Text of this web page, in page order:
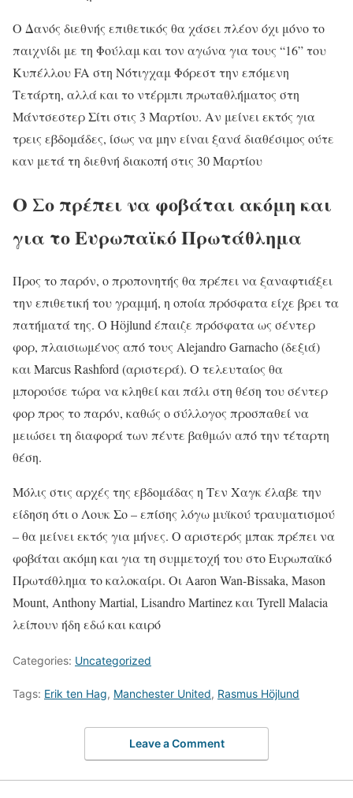
Ο Δανός διεθνής επιθετικός θα χάσει πλέον όχι μόνο το
παιχνίδι με τη Φούλαμ και τον αγώνα για τους “16” του
Κυπέλλου FA στη Νότιγχαμ Φόρεστ την επόμενη
Τετάρτη, αλλά και το ντέρμπι πρωταθλήματος στη
Μάντσεστερ Σίτι στις 3 Μαρτίου. Αν μείνει εκτός για
τρεις εβδομάδες, ίσως να μην είναι ξανά διαθέσιμος ούτε
καν μετά τη διεθνή διακοπή στις 30 Μαρτίου
Ο Σο πρέπει να φοβάται ακόμη και
για το Ευρωπαϊκό Πρωτάθλημα
Προς το παρόν, ο προπονητής θα πρέπει να ξαναφτιάξει
την επιθετική του γραμμή, η οποία πρόσφατα είχε βρει τα
πατήματά της. Ο Höjlund έπαιζε πρόσφατα ως σέντερ
φορ, πλαισιωμένος από τους Alejandro Garnacho (δεξιά)
και Marcus Rashford (αριστερά). Ο τελευταίος θα
μπορούσε τώρα να κληθεί και πάλι στη θέση του σέντερ
φορ προς το παρόν, καθώς ο σύλλογος προσπαθεί να
μειώσει τη διαφορά των πέντε βαθμών από την τέταρτη
θέση.
Μόλις στις αρχές της εβδομάδας η Τεν Χαγκ έλαβε την
είδηση ότι ο Λουκ Σο – επίσης λόγω μυϊκού τραυματισμού
– θα μείνει εκτός για μήνες. Ο αριστερός μπακ πρέπει να
φοβάται ακόμη και για τη συμμετοχή του στο Ευρωπαϊκό
Πρωτάθλημα το καλοκαίρι. Οι Aaron Wan-Bissaka, Mason
Mount, Anthony Martial, Lisandro Martinez και Tyrell Malacia
λείπουν ήδη εδώ και καιρό
Categories: Uncategorized
Tags: Erik ten Hag, Manchester United, Rasmus Höjlund
Leave a Comment